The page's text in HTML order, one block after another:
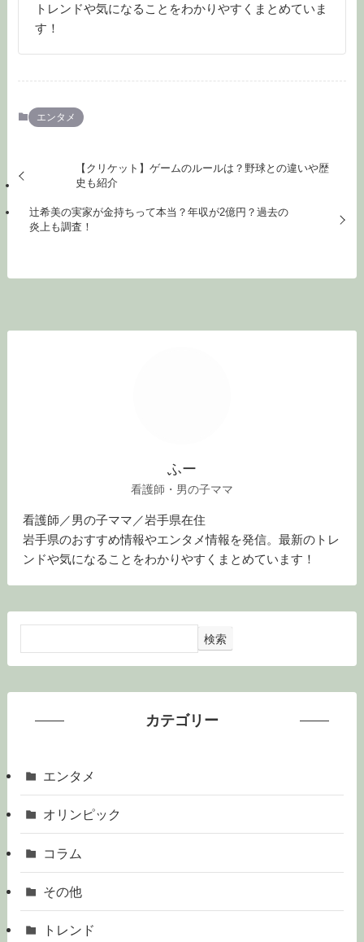
トレンドや気になることをわかりやすくまとめていま
す！
エンタメ
【クリケット】ゲームのルールは？野球との違いや歴
史も紹介
辻希美の実家が金持ちって本当？年収が2億円？過去の
炎上も調査！
ふー
看護師・男の子ママ
看護師／男の子ママ／岩手県在住
岩手県のおすすめ情報やエンタメ情報を発信。最新のトレ
ンドや気になることをわかりやすくまとめています！
検索
カテゴリー
エンタメ
オリンピック
コラム
その他
トレンド